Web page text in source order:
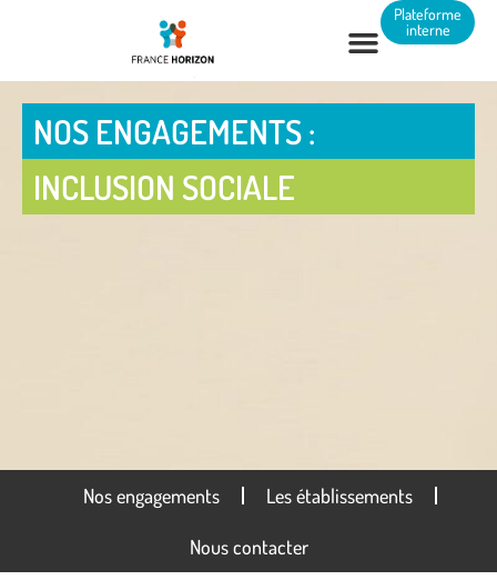
Plateforme
interne
NOS ENGAGEMENTS :
INCLUSION SOCIALE
Nos engagements Les établissements
Nous contacter